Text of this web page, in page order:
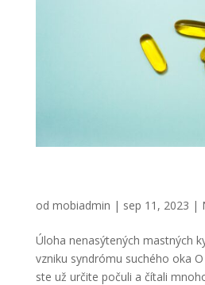
od mobiadmin | sep 11, 2023 |
Úloha nenasýtených mastných
vzniku syndrómu suchého oka
ste už určite počuli a čítali